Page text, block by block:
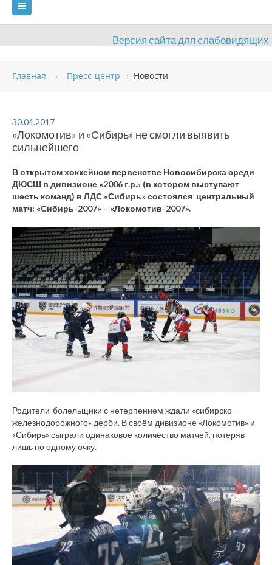
Версия сайта для слабовидящих
ГЛАВНАЯ
ВИДЫ СПОРТА
ОБЪЕКТЫ
ОЦЕНКА КАЧЕСТВА ОБРАЗОВАНИЯ ВАКАНСИИ
ПЛАТНЫЕ УСЛУГИ КОНТАКТЫ
Главная Пресс-центр Новости
30.04.2017
«Локомотив» и «Сибирь» не смогли выявить
сильнейшего
В открытом хоккейном первенстве Новосибирска среди
ДЮСШ в дивизионе «2006 г.р.» (в котором выступают
шесть команд) в ЛДС «Сибирь» состоялся центральный
матч: «Сибирь-2007» – «Локомотив-2007».
Родители-болельщики с нетерпением ждали «сибирско-
железнодорожного» дерби. В своём дивизионе «Локомотив» и
«Сибирь» сыграли одинаковое количество матчей, потеряв
лишь по одному очку.